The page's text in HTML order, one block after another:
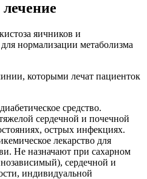
яичников и
нормализации метаболизма
которыми лечат пациенток
средство.
сердечной и почечной
острых инфекциях.
лекарство для
Не назначают при сахарном
сердечной и
индивидуальной